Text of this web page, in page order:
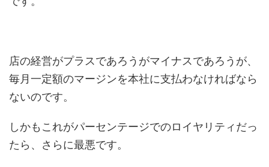
店の経営がプラスであろうがマイナスであろうが、
毎月一定額のマージンを本社に支払わなければなら
ないのです。
しかもこれがパーセンテージでのロイヤリティだっ
たら、さらに最悪です。